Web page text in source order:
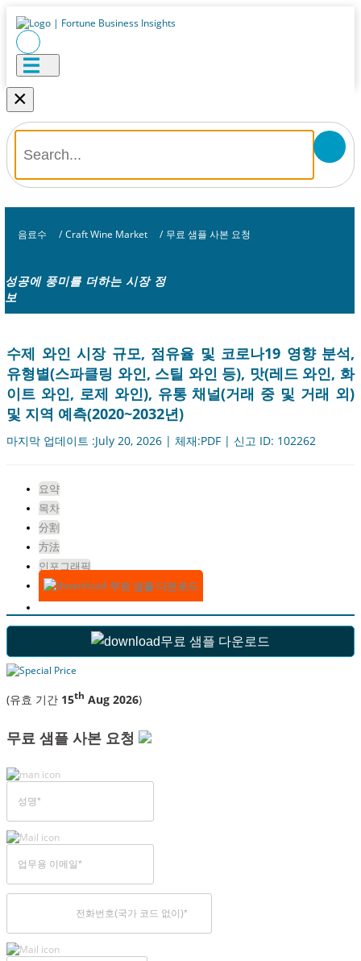
×
음료수 / Craft Wine Market / 무료 샘플 사본 요청
성공에 풍미를 더하는 시장 정
보
수제 와인 시장 규모, 점유율 및 코로나19 영향 분석,
유형별(스파클링 와인, 스틸 와인 등), 맛(레드 와인, 화
이트 와인, 로제 와인), 유통 채널(거래 중 및 거래 외)
및 지역 예측(2020~2032년)
마지막 업데이트 :July 20, 2026 | 체재:PDF | 신고 ID: 102262
요약
목차
分割
方法
인포그래픽
무료 샘플 다운로드
무료 샘플 다운로드
(유효 기간 15th Aug 2026)
무료 샘플 사본 요청